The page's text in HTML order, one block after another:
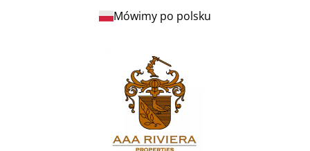
Mówimy po polsku